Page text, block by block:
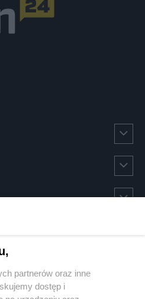
partnerów oraz inne
dostęp i